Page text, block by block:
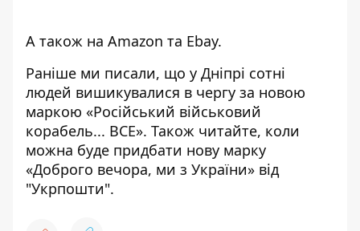
А також на Amazon та Ebay.
Раніше ми писали, що у Дніпрі сотні
людей вишикувалися в чергу за новою
маркою «Російський військовий
корабель... ВСЕ». Також читайте, коли
можна буде придбати нову марку
«Доброго вечора, ми з України» від
"Укрпошти".